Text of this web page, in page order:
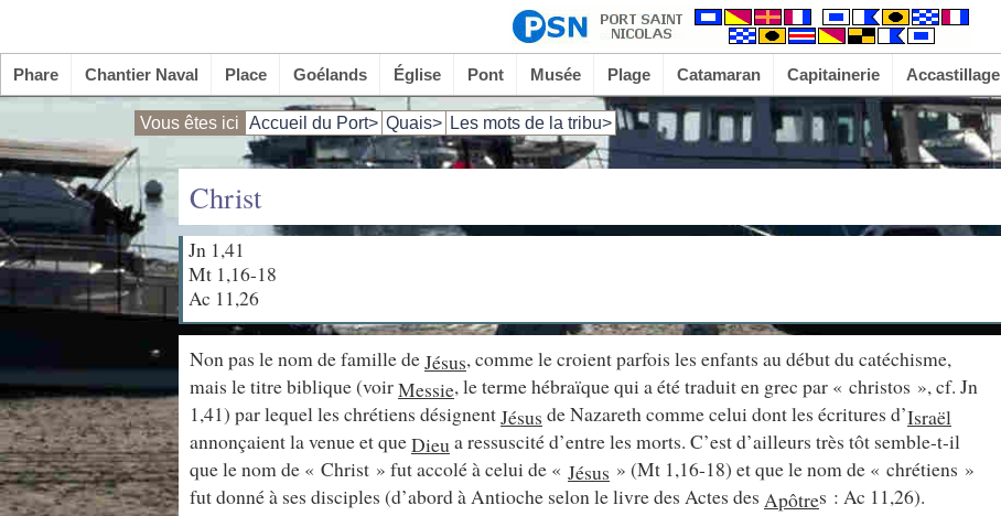
Phare Chantier Naval Place Goélands Église Pont Musée Plage Catamaran Capitainerie Accastillage
Vous êtes ici Accueil du Port> Quais> Les mots de la tribu>
Christ
Jn 1,41
Mt 1,16-18
Ac 11,26
Non pas le nom de famille deJésus, comme le croient parfois les enfants au début du catéchisme,
mais le titre biblique (voirMessie, le terme hébraïque qui a été traduit en grec par « christos », cf. Jn
1,41) par lequel les chrétiens désignentJésus de Nazareth comme celui dont les écritures d’Israël
annonçaient la venue et queDieua ressuscité d’entre les morts. C’est d’ailleurs très tôt semble-t-il
que le nom de « Christ » fut accolé à celui de « Jésus » (Mt 1,16-18) et que le nom de « chrétiens »
fut donné à ses disciples (d’abord à Antioche selon le livre des Actes des Apôtres : Ac 11,26).